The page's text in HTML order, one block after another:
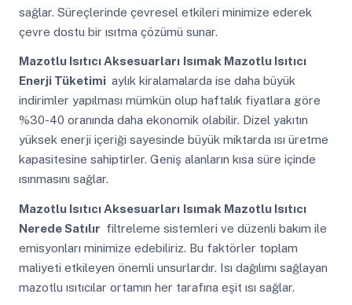
sağlar. Süreçlerinde çevresel etkileri minimize ederek
çevre dostu bir ısıtma çözümü sunar.
Mazotlu Isıtıcı Aksesuarları Isımak Mazotlu Isıtıcı
Enerji Tüketimi aylık kiralamalarda ise daha büyük
indirimler yapılması mümkün olup haftalık fiyatlara göre
%30-40 oranında daha ekonomik olabilir. Dizel yakıtın
yüksek enerji içeriği sayesinde büyük miktarda ısı üretme
kapasitesine sahiptirler. Geniş alanların kısa süre içinde
ısınmasını sağlar.
Mazotlu Isıtıcı Aksesuarları Isımak Mazotlu Isıtıcı
Nerede Satılır filtreleme sistemleri ve düzenli bakım ile
emisyonları minimize edebiliriz. Bu faktörler toplam
maliyeti etkileyen önemli unsurlardır. Isı dağılımı sağlayan
mazotlu ısıtıcılar ortamın her tarafına eşit ısı sağlar.